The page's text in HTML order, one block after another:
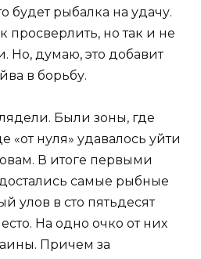
будет рыбалка на удачу.
но так и не
Но, думаю, это добавит
в борьбу.
Были зоны, где
«от нуля» удавалось уйти
В итоге первыми
самые рыбные
улов в сто пятьдесят
На одно очко от них
Причем за